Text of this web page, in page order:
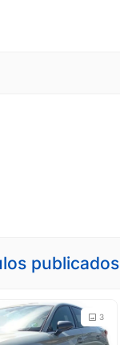
publicados
3